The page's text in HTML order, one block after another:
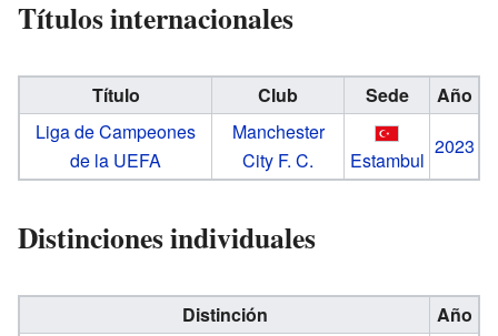
Títulos internacionales
Título Club Sede
Año
Liga de Campeones
de la UEFA
Manchester
City F. C.
Estambul
2023
Distinciones individuales
Distinción
Año